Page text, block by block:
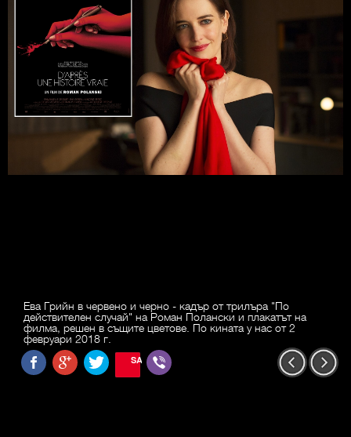
Ева Грийн в червено и черно - кадър от трилъра "По
действителен случай" на Роман Полански и плакатът на
филма, решен в същите цветове. По кината у нас от 2
февруари 2018 г.
SAVE